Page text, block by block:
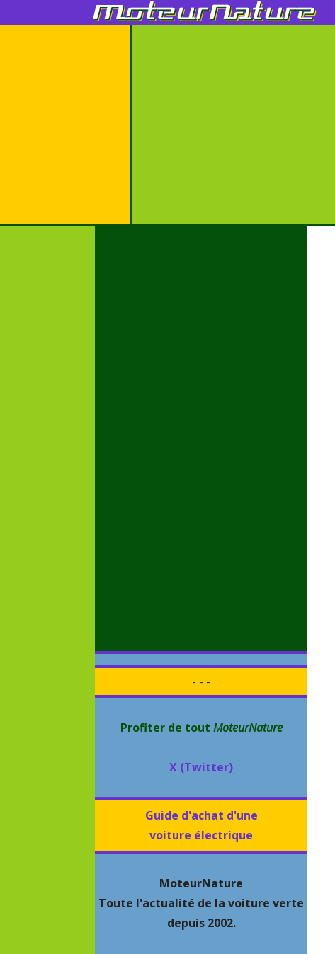
- - -
Profiter de tout MoteurNature
X (Twitter)
Guide d'achat d'une
voiture électrique
MoteurNature
Toute l'actualité de la voiture verte
depuis 2002.